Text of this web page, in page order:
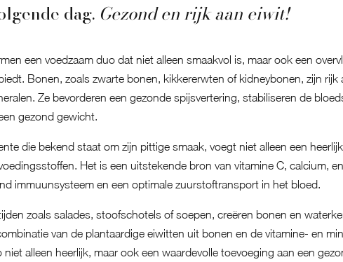
dag. Gezond en rijk aan eiwit!
een voedzaam duo dat niet alleen smaakvol is, maar ook een
Bonen, zoals zwarte bonen, kikkererwten of kidneybonen, zijn rijk
Ze bevorderen een gezonde spijsvertering, stabiliseren de
gezond gewicht.
die bekend staat om zijn pittige smaak, voegt niet alleen een
Het is een uitstekende bron van vitamine C, calcium,
immuunsysteem en een optimale zuurstoftransport in het bloed.
zoals salades, stoofschotels of soepen, creëren bonen en
van de plantaardige eiwitten uit bonen en de vitamine- en
alleen heerlijk, maar ook een waardevolle toevoeging aan een